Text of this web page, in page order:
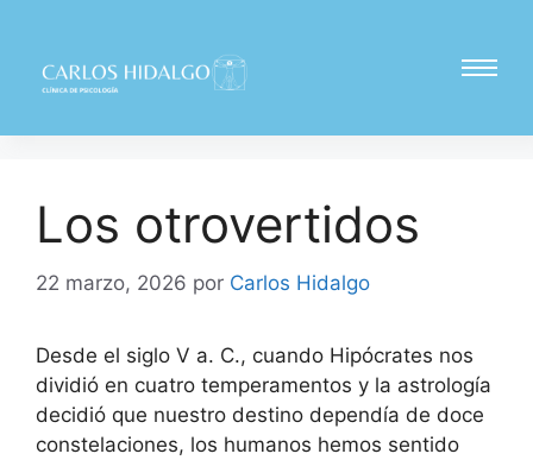
Los otrovertidos
22 marzo, 2026 por Carlos Hidalgo
Desde el siglo V a. C., cuando Hipócrates nos
dividió en cuatro temperamentos y la astrología
decidió que nuestro destino dependía de doce
constelaciones, los humanos hemos sentido